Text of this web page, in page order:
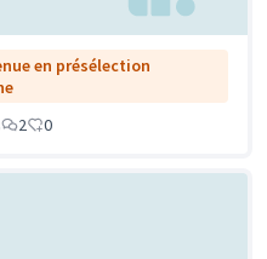
en présélection
2 0